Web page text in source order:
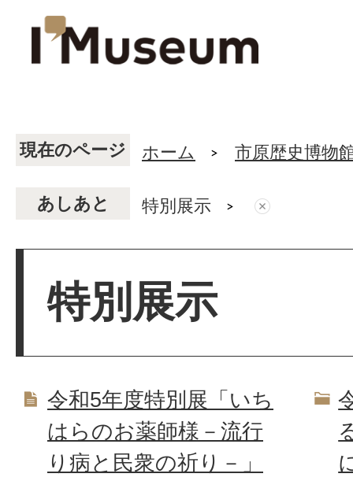
現在のページ ホーム 市原歴史博物
あしあと 特別展示
特別展示
令和5年度特別展「いち
はらのお薬師様－流行
り病と民衆の祈り－」